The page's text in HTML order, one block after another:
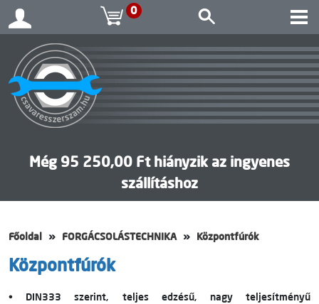
0
Még 95 250,00 Ft hiányzik az ingyenes
szállításhoz
Főoldal FORGÁCSOLÁSTECHNIKA Központfúrók
Központfúrók
• DIN333 szerint, teljes edzésű, nagy teljesítményű